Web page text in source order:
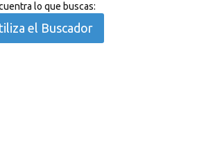
lo que buscas:
el Buscador